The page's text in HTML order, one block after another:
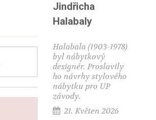
Jindřicha
Halabaly
Halabala (1903-1978)
byl nábytkový
designér. Proslavily
ho návrhy stylového
nábytku pro UP
závody.
21. Květen 2026